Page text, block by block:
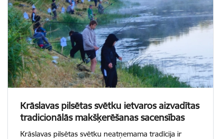
Krāslavas pilsētas svētku ietvaros aizvadītas
tradicionālās makšķerēšanas sacensības
Krāslavas pilsētas svētku neatņemama tradīcija ir